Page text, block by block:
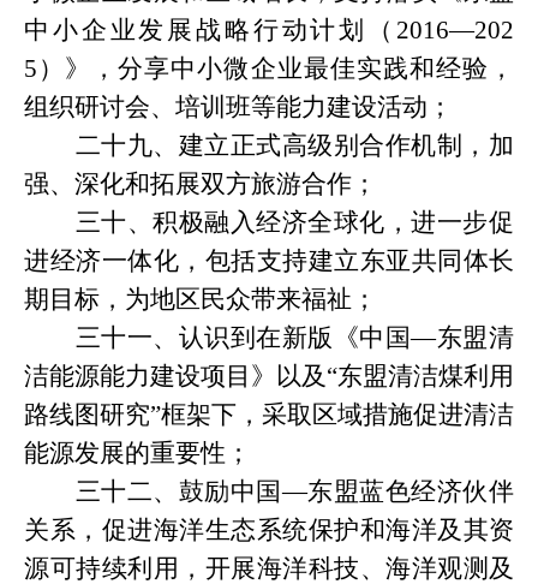
中小企业发展战略行动计划（ 2016—202
5）》，分享中小微企业最佳实践和经验，
组织研讨会、培训班等能力建设活动；
二十九、建立正式高级别合作机制，加
强、深化和拓展双方旅游合作；
三十、积极融入经济全球化，进一步促
进经济一体化，包括支持建立东亚共同体长
期目标，为地区民众带来福祉；
三十一、认识到在新版《中国—东盟清
洁能源能力建设项目》以及“东盟清洁煤利用
路线图研究”框架下，采取区域措施促进清洁
能源发展的重要性；
三十二、鼓励中国—东盟蓝色经济伙伴
关系，促进海洋生态系统保护和海洋及其资
源可持续利用，开展海洋科技、海洋观测及